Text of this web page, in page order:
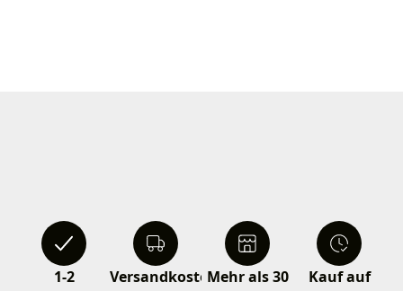
1-2
VersandkostenfreiMehr als 30
Kauf auf